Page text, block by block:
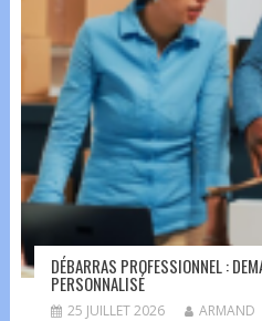
DÉBARRAS PROFESSIONNEL :
PERSONNALISÉ
25 JUILLET 2026 ARMAND